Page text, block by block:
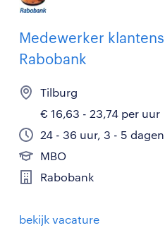
Medewerker
Rabobank
Tilburg
€ 16,63 - 23,74 per uur
24 - 36 uur, 3 - 5 dagen
MBO
Rabobank
bekijk vacature